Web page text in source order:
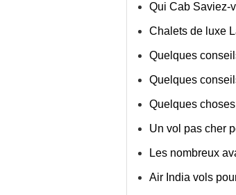
Qui Cab Saviez-
Chalets de luxe
Quelques
Quelques
Quelques
Un vol pas cher
Les nombreux
Air India vols